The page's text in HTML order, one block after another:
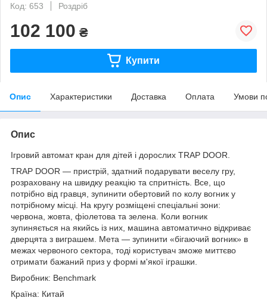
Код: 653
Роздріб
102 100 ₴
Купити
Опис Характеристики Доставка Оплата Умови
Опис
Ігровий автомат кран для дітей і дорослих TRAP DOOR.
TRAP DOOR — пристрій, здатний подарувати веселу гру,
розраховану на швидку реакцію та спритність. Все, що
потрібно від гравця, зупинити обертовий по колу вогник у
потрібному місці. На кругу розміщені спеціальні зони:
червона, жовта, фіолетова та зелена. Коли вогник
зупиняється на якийсь із них, машина автоматично відкриває
дверцята з виграшем. Мета — зупинити «бігаючий вогник» в
межах червоного сектора, тоді користувач зможе миттєво
отримати бажаний приз у формі м'якої іграшки.
Виробник: Benchmark
Країна: Китай